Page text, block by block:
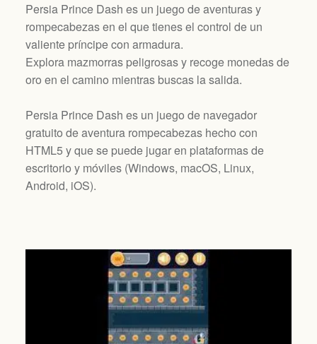
Persia Prince Dash es un juego de aventuras y
rompecabezas en el que tienes el control de un
valiente príncipe con armadura.
Explora mazmorras peligrosas y recoge monedas de
oro en el camino mientras buscas la salida.
Persia Prince Dash es un juego de navegador
gratuito de aventura rompecabezas hecho con
HTML5 y que se puede jugar en plataformas de
escritorio y móviles (Windows, macOS, Linux,
Android, iOS).